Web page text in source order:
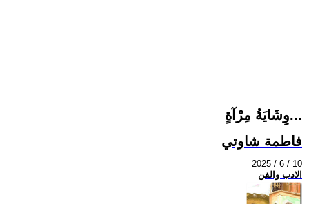
وِشَايَةُ مِرْآةٍ...
فاطمة شاوتي
2025 / 6 / 10
الادب والفن